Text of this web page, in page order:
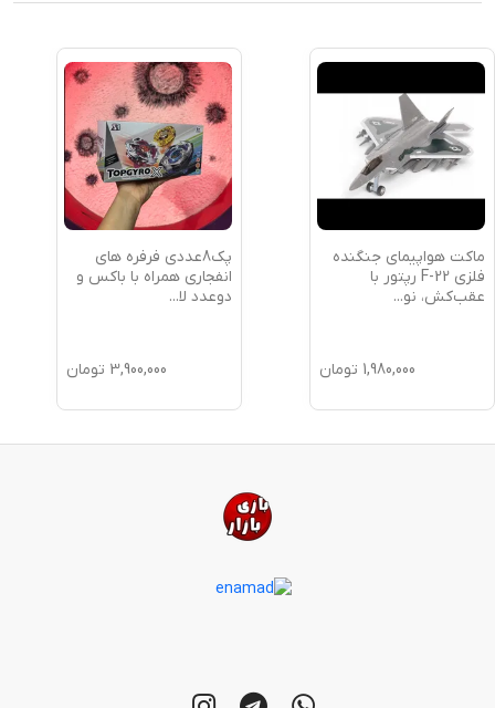
ست جاز و درام اسباب
بازی Heng Jia Da مدل
1009E/4
9,900,000 تومان
سانت از انیمه شیطان
کش
990,000 تومان